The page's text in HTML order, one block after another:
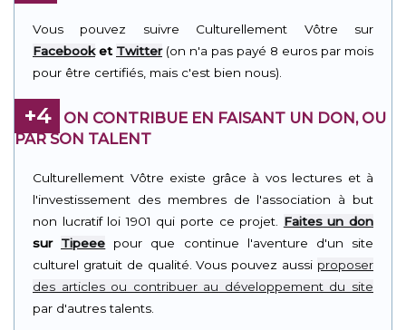
Vous pouvez suivre Culturellement Vôtre sur
Facebooket Twitter(on n'a pas payé 8 euros par mois
pour être certifiés, mais c'est bien nous).
+4
ON CONTRIBUE EN FAISANT UN DON, OU
PAR SON TALENT
Culturellement Vôtre existe grâce à vos lectures et à
l'investissement des membres de l'association à but
non lucratif loi 1901 qui porte ce projet. Faites un don
sur Tipeee pour que continue l'aventure d'un site
culturel gratuit de qualité. Vous pouvez aussi proposer
des articles ou contribuer au développement du site
par d'autres talents.